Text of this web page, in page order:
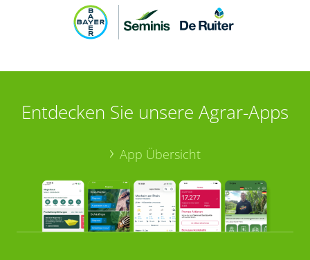
Entdecken Sie unsere Agrar-Apps
App Übersicht